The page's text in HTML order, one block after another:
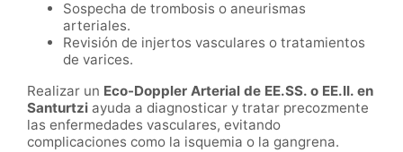
Sospecha de trombosis o aneurismas
arteriales.
Revisión de injertos vasculares o tratamientos
de varices.
Realizar un Eco-Doppler Arterial de EE.SS. o EE.II. en
Santurtzi ayuda a diagnosticar y tratar precozmente
las enfermedades vasculares, evitando
complicaciones como la isquemia o la gangrena.